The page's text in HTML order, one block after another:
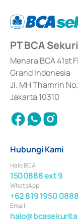
berdasarkan surat
67/PM.21/2017 tanggal
Sertifikat Deposito di
dan izin usaha lainnya
Penerbitan, Transaksi,
Surat Berharga
PT BCA
Menara BCA 41st
Grand Indonesia
Jl. MH Thamrin No.
Jakarta 10310
Hubungi Kami
Halo BCA
1500888 ext 9
WhatsApp
+62 819 1950 0888
Email